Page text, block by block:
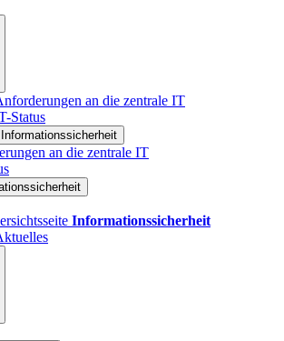
an die zentrale IT
Status
Informationssicherheit
an die zentrale IT
Informationssicherheit